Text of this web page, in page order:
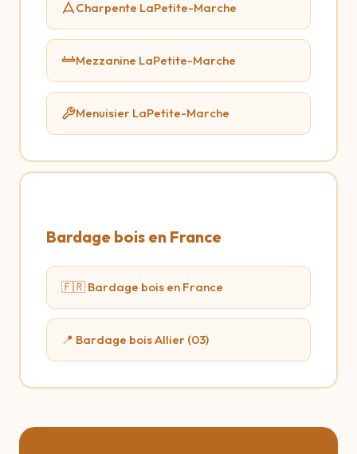
Charpente LaPetite-Marche
Mezzanine LaPetite-Marche
Menuisier LaPetite-Marche
Bardage bois en France
🇫🇷 Bardage bois en France
📍 Bardage bois Allier (03)